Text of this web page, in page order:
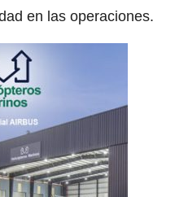
en las operaciones.